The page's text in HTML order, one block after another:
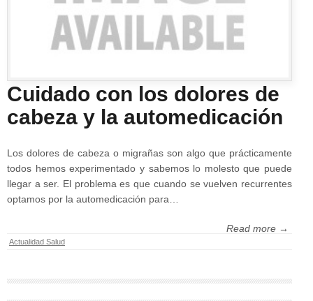
Cuidado con los dolores de
cabeza y la automedicación
Los dolores de cabeza o migrañas son algo que prácticamente
todos hemos experimentado y sabemos lo molesto que puede
llegar a ser. El problema es que cuando se vuelven recurrentes
optamos por la automedicación para…
Read more →
Actualidad Salud